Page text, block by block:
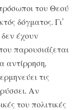
του Θεού
δόγματος. Γι’
έχουν
παρουσιάζεται
αντίρρηση,
τις
Αν
του πολιτικές